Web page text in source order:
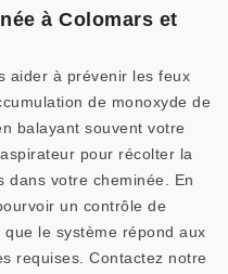
à Colomars et
aider à prévenir les feux
de monoxyde de
balayant souvent votre
pour récolter la
dans votre cheminée. En
un contrôle de
le système répond aux
requises. Contactez notre